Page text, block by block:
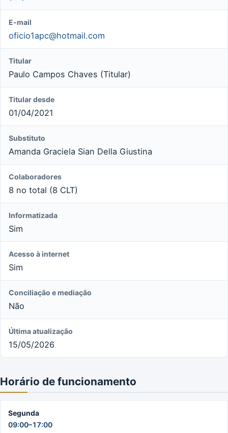
E-mail
oficio1apc@hotmail.com
Titular
Paulo Campos Chaves (Titular)
Titular desde
01/04/2021
Substituto
Amanda Graciela Sian Della Giustina
Colaboradores
8 no total (8 CLT)
Informatizada
Sim
Acesso à internet
Sim
Conciliação e mediação
Não
Última atualização
15/05/2026
Horário de funcionamento
Segunda
09:00–17:00